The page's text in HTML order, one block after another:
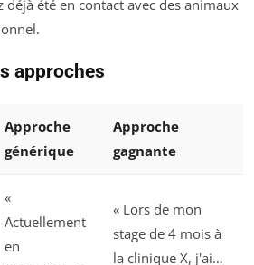
été en contact avec des animaux
approches
Approche
générique
Approche
gagnante
«
Actuellement
en
« Lors de mon
stage de 4 mois à
la clinique X, j'ai…